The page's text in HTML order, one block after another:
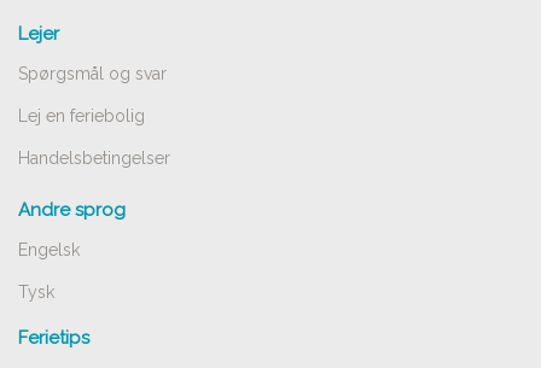
Lejer
Spørgsmål og svar
Lej en feriebolig
Handelsbetingelser
Andre sprog
Engelsk
Tysk
Ferietips